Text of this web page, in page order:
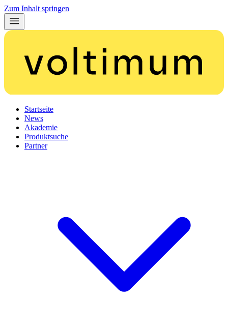
Zum Inhalt springen
Startseite
News
Akademie
Produktsuche
Partner